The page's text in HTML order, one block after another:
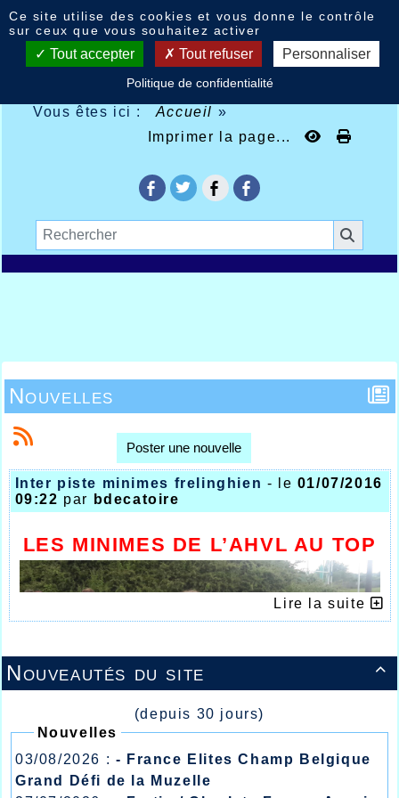
Vous êtes ici : Accueil »
Imprimer la page...

Nouveautés du site
(depuis 30 jours)
Nouvelles
03/08/2026 : - France Elites Champ Belgique
Grand Défi de la Muzelle
Nouvelles
Poster une nouvelle
Inter piste minimes frelinghien - le 01/07/2016
09:22 par bdecatoire
LES MINIMES DE L’AHVL AU TOP
RELAIS MINIMES FILLES AHVL
C’est à St Quentin qu’avaient rendez-vous
Lire la suite
Ce site utilise des cookies et vous donne le contrôle
sur ceux que vous souhaitez activer
Tout accepter Tout refuser Personnaliser
Politique de confidentialité